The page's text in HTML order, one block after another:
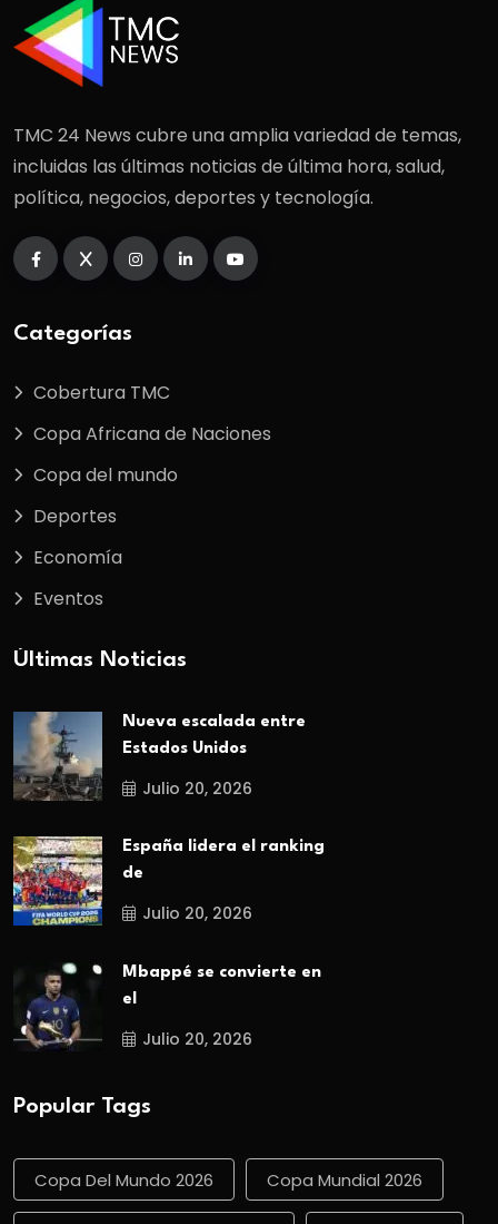
TMC 24 News cubre una amplia variedad de temas,
incluidas las últimas noticias de última hora, salud,
política, negocios, deportes y tecnología.
Categorías
Cobertura TMC
Copa Africana de Naciones
Copa del mundo
Deportes
Economía
Eventos
Últimas Noticias
Nueva escalada entre
Estados Unidos
Julio 20, 2026
España lidera el ranking
de
Julio 20, 2026
Mbappé se convierte en
el
Julio 20, 2026
Popular Tags
Copa Del Mundo 2026 Copa Mundial 2026